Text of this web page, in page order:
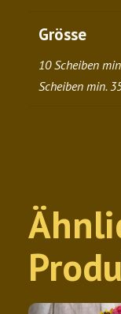
Grösse
10 Scheiben
Scheiben min.